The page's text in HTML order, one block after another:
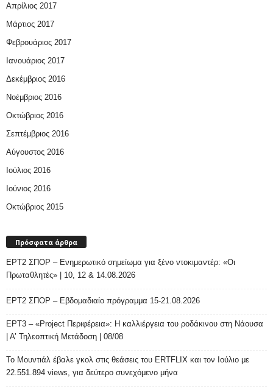
Απρίλιος 2017
Μάρτιος 2017
Φεβρουάριος 2017
Ιανουάριος 2017
Δεκέμβριος 2016
Νοέμβριος 2016
Οκτώβριος 2016
Σεπτέμβριος 2016
Αύγουστος 2016
Ιούλιος 2016
Ιούνιος 2016
Οκτώβριος 2015
Πρόσφατα άρθρα
ΕΡΤ2 ΣΠΟΡ – Ενημερωτικό σημείωμα για ξένο ντοκιμαντέρ: «Οι
Πρωταθλητές» | 10, 12 & 14.08.2026
ΕΡΤ2 ΣΠΟΡ – Εβδομαδιαίο πρόγραμμα 15-21.08.2026
ΕΡΤ3 – «Project Περιφέρεια»: Η καλλιέργεια του ροδάκινου στη Νάουσα
| Α’ Τηλεοπτική Μετάδοση | 08/08
Το Μουντιάλ έβαλε γκολ στις θεάσεις του ERTFLIX και τον Ιούλιο με
22.551.894 views, για δεύτερο συνεχόμενο μήνα